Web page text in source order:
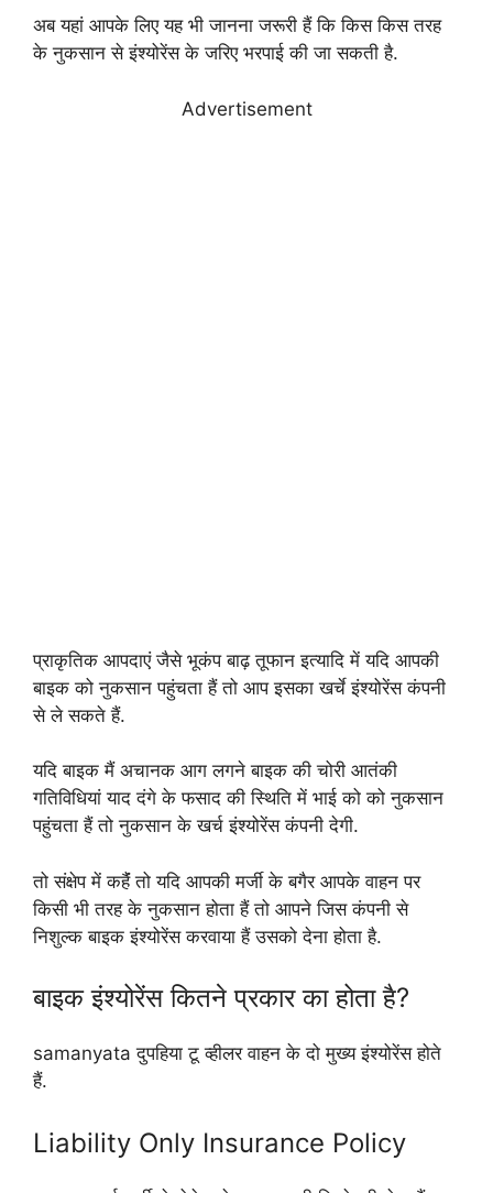
अब यहां आपके लिए यह भी जानना जरूरी हैं कि किस किस तरह
के नुकसान से इंश्योरेंस के जरिए भरपाई की जा सकती है.
Advertisement
प्राकृतिक आपदाएं जैसे भूकंप बाढ़ तूफान इत्यादि में यदि आपकी
बाइक को नुकसान पहुंचता हैं तो आप इसका खर्चे इंश्योरेंस कंपनी
से ले सकते हैं.
यदि बाइक मैं अचानक आग लगने बाइक की चोरी आतंकी
गतिविधियां याद दंगे के फसाद की स्थिति में भाई को को नुकसान
पहुंचता हैं तो नुकसान के खर्च इंश्योरेंस कंपनी देगी.
तो संक्षेप में कहैंं तो यदि आपकी मर्जी के बगैर आपके वाहन पर
किसी भी तरह के नुकसान होता हैं तो आपने जिस कंपनी से
निशुल्क बाइक इंश्योरेंस करवाया हैं उसको देना होता है.
बाइक इंश्योरेंस कितने प्रकार का होता है?
samanyata दुपहिया टू व्हीलर वाहन के दो मुख्य इंश्योरेंस होते
हैं.
Liability Only Insurance Policy